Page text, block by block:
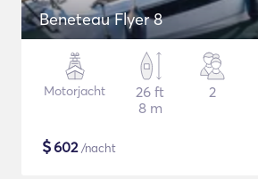
Beneteau Flyer 8
Motorjacht
26 ft
8 m
2
$602/nacht